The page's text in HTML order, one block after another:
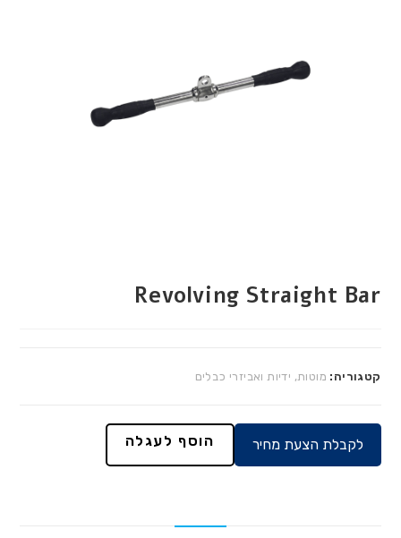
Revolving Straight Bar
קטגוריה: מוטות, ידיות ואביזרי כבלים
לקבלת הצעת מחיר הוסף לעגלה